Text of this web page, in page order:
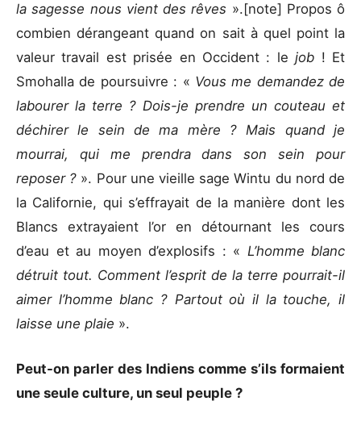
la sagesse nous vient des rêves ».[note] Propos ô
combien dérangeant quand on sait à quel point la
valeur travail est prisée en Occident : lejob ! Et
Smohalla de poursuivre : « Vous me demandez de
labourer la terre ? Dois-je prendre un couteau et
déchirer le sein de ma mère ? Mais quand je
mourrai, qui me prendra dans son sein pour
reposer ? ». Pour une vieille sage Wintu du nord de
la Californie, qui s’effrayait de la manière dont les
Blancs extrayaient l’or en détournant les cours
d’eau et au moyen d’explosifs : « L’homme blanc
détruit tout. Comment l’esprit de la terre pourrait-il
aimer l’homme blanc ? Partout où il la touche, il
laisse une plaie ».
Peut-on parler des Indiens comme s’ils formaient
une seule culture, un seul peuple ?